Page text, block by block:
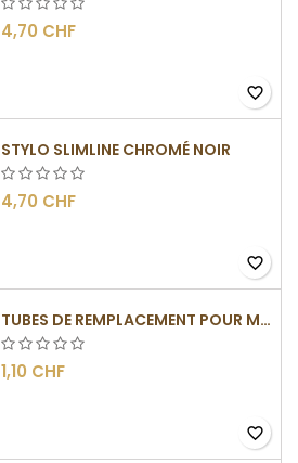
4,70 CHF
favorite_border
STYLO SLIMLINE CHROMÉ NOIR
4,70 CHF
favorite_border
TUBES DE REMPLACEMENT POUR MÉCANISMES SLIMLINE
1,10 CHF
favorite_border